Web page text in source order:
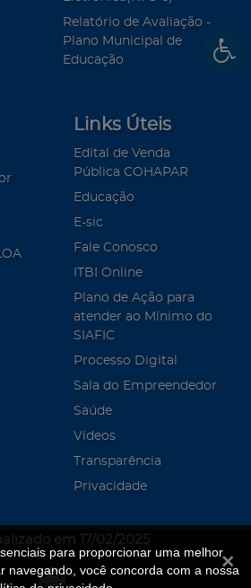
para proporcionar uma melhor
navegando, você concorda com a nossa
Relatório de Avaliação -
Plano Municipal de
Educação
Links Úteis
Edital de Venda
Pública COHAPAR
Educação
E-sic
Fale Conosco
ITBI Online
Plano de Ação para
atender ao Mínimo do
SIAFIC
Processo Digital
Sala do Empreendedor
Saúde
Vídeos
Transparência
Privacidade
em 17/02/2025